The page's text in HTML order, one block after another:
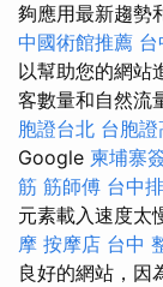
夠應用最新趨
中國術館推薦
以幫助您的網站
客數量和自然流
胞證台北 台胞
Google 柬埔寨
筋 筋師傅 台中
元素載入速度太
摩 按摩店 台中
良好的網站，因